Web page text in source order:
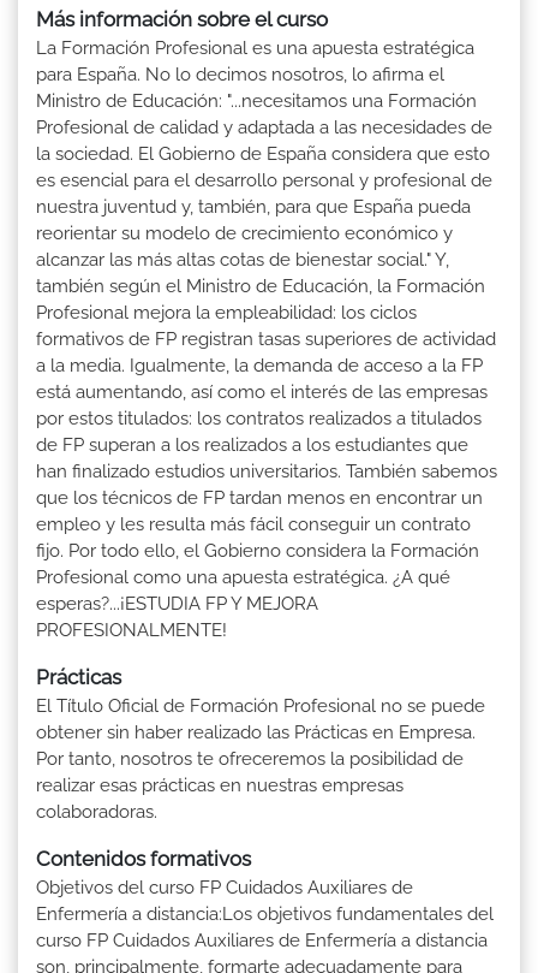
Más información sobre el curso
La Formación Profesional es una apuesta estratégica
para España. No lo decimos nosotros, lo afirma el
Ministro de Educación: "...necesitamos una Formación
Profesional de calidad y adaptada a las necesidades de
la sociedad. El Gobierno de España considera que esto
es esencial para el desarrollo personal y profesional de
nuestra juventud y, también, para que España pueda
reorientar su modelo de crecimiento económico y
alcanzar las más altas cotas de bienestar social." Y,
también según el Ministro de Educación, la Formación
Profesional mejora la empleabilidad: los ciclos
formativos de FP registran tasas superiores de actividad
a la media. Igualmente, la demanda de acceso a la FP
está aumentando, así como el interés de las empresas
por estos titulados: los contratos realizados a titulados
de FP superan a los realizados a los estudiantes que
han finalizado estudios universitarios. También sabemos
que los técnicos de FP tardan menos en encontrar un
empleo y les resulta más fácil conseguir un contrato
fijo. Por todo ello, el Gobierno considera la Formación
Profesional como una apuesta estratégica. ¿A qué
esperas?...¡ESTUDIA FP Y MEJORA
PROFESIONALMENTE!
Prácticas
El Título Oficial de Formación Profesional no se puede
obtener sin haber realizado las Prácticas en Empresa.
Por tanto, nosotros te ofreceremos la posibilidad de
realizar esas prácticas en nuestras empresas
colaboradoras.
Contenidos formativos
Objetivos del curso FP Cuidados Auxiliares de
Enfermería a distancia:Los objetivos fundamentales del
curso FP Cuidados Auxiliares de Enfermería a distancia
son, principalmente, formarte adecuadamente para